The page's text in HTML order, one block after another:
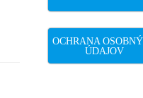
OCHRANA
ÚDAJOV